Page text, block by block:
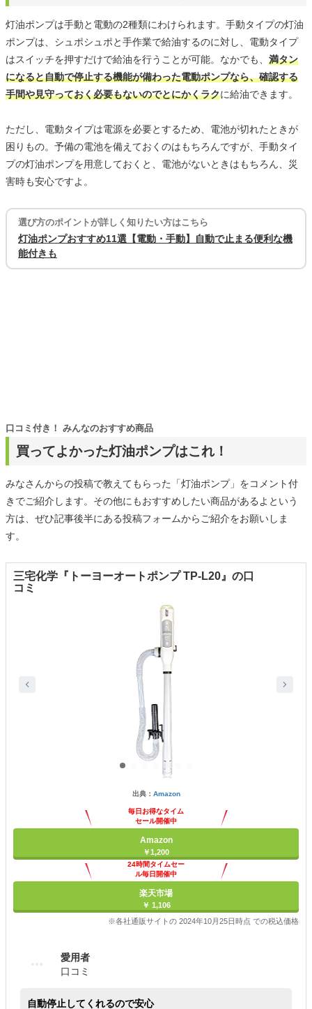
灯油ポンプは手動と電動の2種類にわけられます。手動タイプの灯油
ポンプは、シュポシュポと手作業で給油するのに対し、電動タイプ
はスイッチを押すだけで給油を行うことが可能。なかでも、 満タン
になると自動で停止する機能が備わった電動ポンプなら、確認する
手間や見守っておく必要もないのでとにかくラクに給油できます。
ただし、電動タイプは電源を必要とするため、電池が切れたときが
困りもの。予備の電池を備えておくのはもちろんですが、手動タイ
プの灯油ポンプを用意しておくと、電池がないときはもちろん、災
害時も安心ですよ。
選び方のポイントが詳しく知りたい方はこちら
灯油ポンプおすすめ11選【電動・手動】自動で止まる便利な機
能付きも
買ってよかった灯油ポンプはこれ！
口コミ付き！ みんなのおすすめ商品
みなさんからの投稿で教えてもらった「灯油ポンプ」をコメント付
きでご紹介します。その他にもおすすめしたい商品があるよという
方は、ぜひ記事後半にある投稿フォームからご紹介をお願いしま
す。
三宅化学『トーヨーオートポンプ TP-L20』の口
コミ
出典： Amazon
毎日お得なタイム
セール開催中
Amazon
￥1,200
24時間タイムセー
ル毎日開催中
楽天市場
￥ 1,106
※各社通販サイトの 2024年10月25日時点 での税込価格
愛用者
口コミ
自動停止してくれるので安心